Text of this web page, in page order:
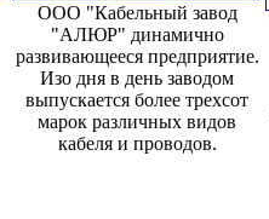
ООО "Кабельный завод
"АЛЮР" динамично
развивающееся предприятие.
Изо дня в день заводом
выпускается более трехсот
марок различных видов
кабеля и проводов.